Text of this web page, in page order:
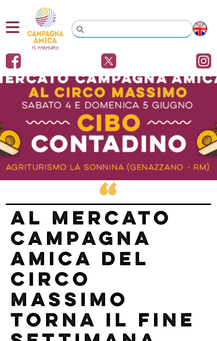
AL MERCATO
CAMPAGNA
AMICA DEL
CIRCO
MASSIMO
TORNA IL FINE